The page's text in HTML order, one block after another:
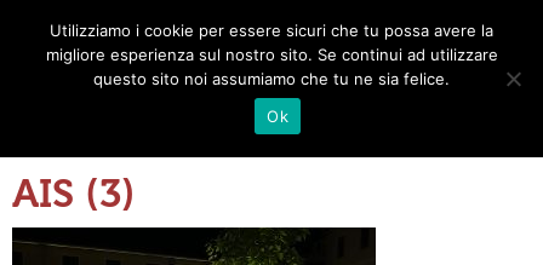
Toggle
AIS (3)
Utilizziamo i cookie per essere sicuri che tu possa avere la
migliore esperienza sul nostro sito. Se continui ad utilizzare
questo sito noi assumiamo che tu ne sia felice.
Ok